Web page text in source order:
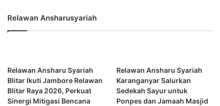
r
a
s
l
a
m
K
A
t
a
s
Relawan Ansharusyariah
Relawan Ansharu Syariah
Blitar Ikuti Jambore Relawan
Blitar Raya 2026, Perkuat
Sinergi Mitigasi Bencana
Relawan Ansharu Syariah
Karanganyar Salurkan
Sedekah Sayur untuk
Ponpes dan Jamaah Masjid